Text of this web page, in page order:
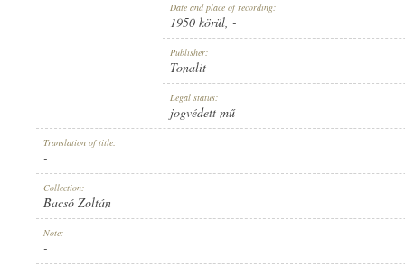
RECORD NUMBER:
Date and place of recording:
1950 körül, -
Publisher:
Tonalit
Legal status:
jogvédett mű
Translation of title:
-
Collection:
Bacsó Zoltán
Note:
-